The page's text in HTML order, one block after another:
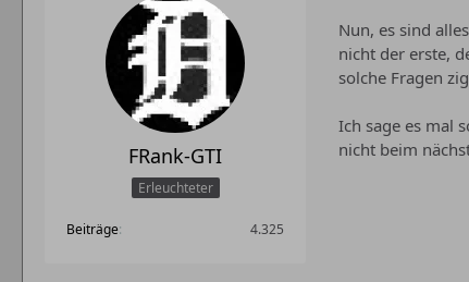
FRank-GTI
Erleuchteter
Beiträge 4.325
Nun, es sind
nicht der erste,
solche Fragen
Ich sage es mal
nicht beim